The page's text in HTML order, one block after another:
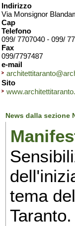
Indirizzo
Via Monsignor
Cap
Telefono
099/ 7707040 - 099/
Fax
099/7797487
e-mail
Sito
News dalla sezione
tema
Taranto.